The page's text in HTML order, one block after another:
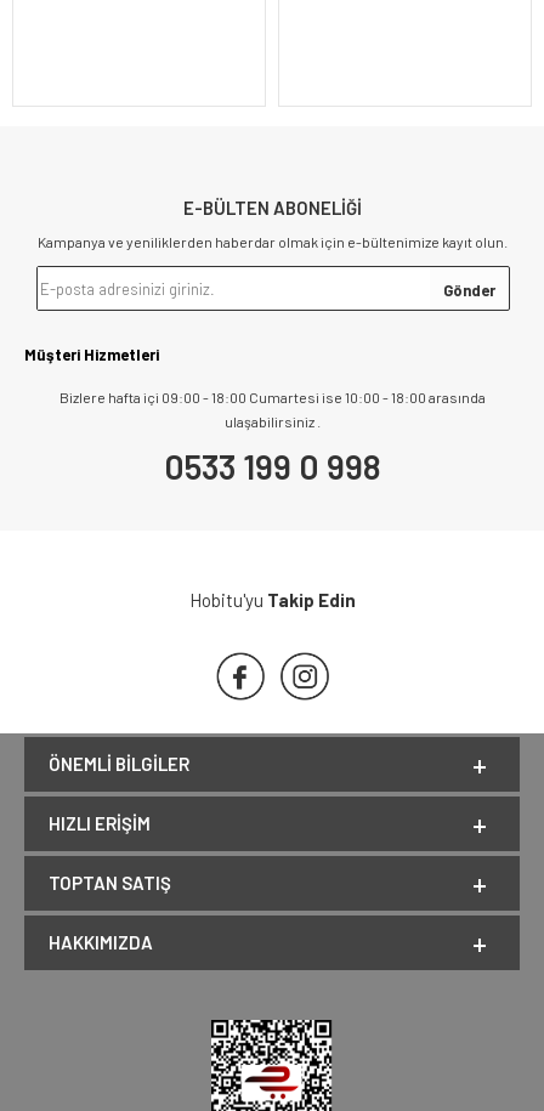
E-BÜLTEN ABONELİĞİ
Kampanya ve yeniliklerden haberdar olmak için e-bültenimize kayıt olun.
Müşteri Hizmetleri
Bizlere hafta içi 09:00 - 18:00 Cumartesi ise 10:00 - 18:00 arasında
ulaşabilirsiniz .
0533 199 0 998
Hobitu'yu Takip Edin
ÖNEMLI BILGILER
HIZLI ERIŞIM
TOPTAN SATIŞ
HAKKIMIZDA